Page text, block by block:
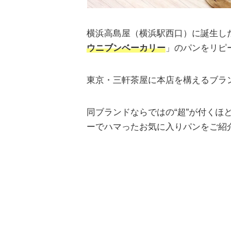
横浜高島屋（横浜駅西口）に誕生し
ウニブンベーカリー 」のパンをリピ
東京・三軒茶屋に本店を構えるブラ
同ブランドならではの“超”が付く
ーでハマったお気に入りパンをご紹